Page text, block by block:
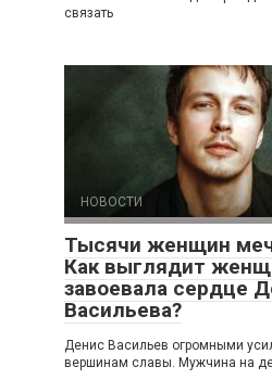
связать
НОВОСТИ
Тысячи женщин
Как выглядит
завоевала сердце
Васильева?
Денис Васильев огромными
вершинам славы. Мужчина на